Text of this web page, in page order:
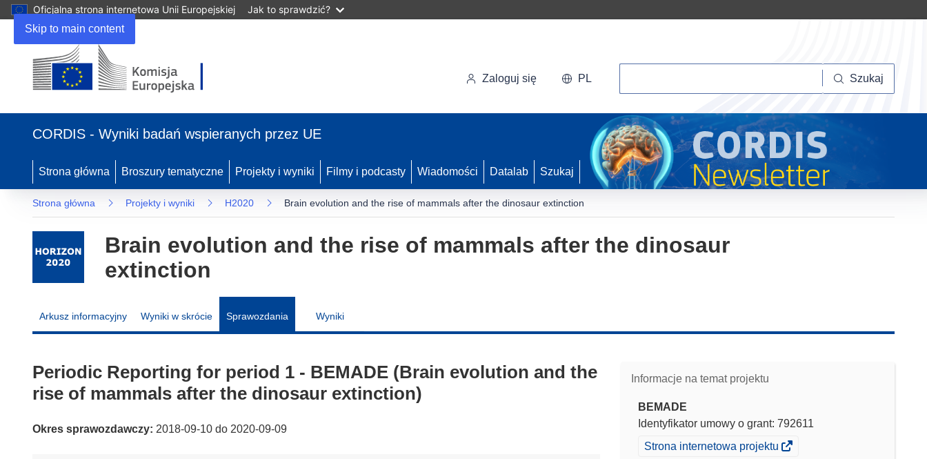
Skip to main content
Oficjalna strona internetowa Unii Europejskiej Jak to sprawdzić?
się
nowym
oknie)
Zaloguj się PL Szukaj
CORDIS - Wyniki badań wspieranych przez UE
Strona główna Broszury tematyczne Projekty i wyniki Filmy i podcasty Wiadomości Datalab Szukaj
Strona główna Projekty i wyniki H2020 Brain evolution and the rise of mammals after the dinosaur extinction
Brain evolution and the rise of mammals after the dinosaur
extinction
Arkusz informacyjny Wyniki w skrócie Sprawozdania Wyniki
Informacje na temat projektu
BEMADE
Identyfikator umowy o grant: 792611
(odnośnik
Strona internetowa projektu
Periodic Reporting for period 1 - BEMADE (Brain evolution and the
rise of mammals after the dinosaur extinction)
Okres sprawozdawczy: 2018-09-10 do 2020-09-09